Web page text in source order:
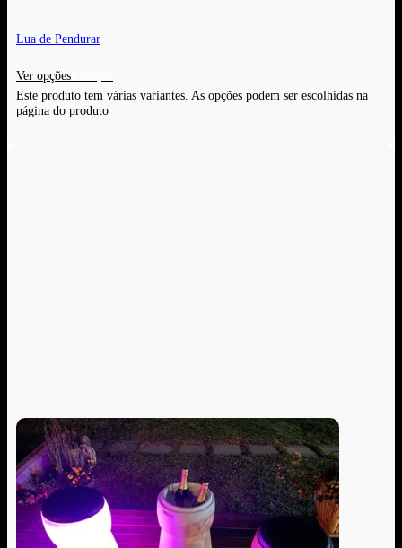
Lua de Pendurar
Ver opções
Este produto tem várias variantes. As opções podem ser escolhidas na
página do produto